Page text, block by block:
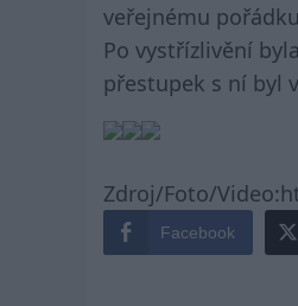
veřejnému
Po vystřízlivění
přestupek s ní byl
Zdroj/Foto/
Facebook